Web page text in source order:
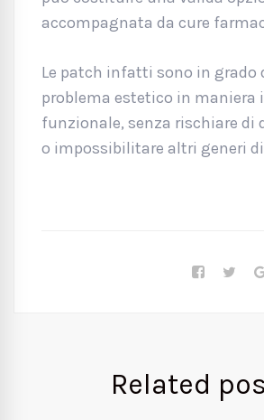
accompagnata da cure
Le patch infatti sono in grado
problema estetico in maniera
funzionale, senza rischiare di
o impossibilitare altri generi
Related